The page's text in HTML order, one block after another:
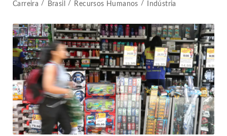
Carreira Brasil Recursos Humanos Indústria